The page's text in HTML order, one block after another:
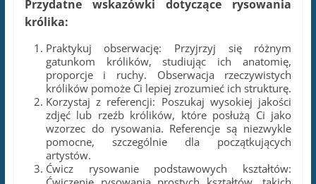
jak okręgi, elipsy i prostokąty, pomoże Ci w
konstrukcji formy królika.
Baw się technikami cieniowania: Wypróbuj różne
techniki cieniowania, takie jak delikatne smugi,
kreski, kropki lub mieszanie ołówków, aby
uzyskać interesujące efekty i trójwymiarowość.
Zachowaj cierpliwość: Rysowanie wymaga
cierpliwości i praktyki. Nie zniechęcaj się, jeśli
Twój pierwszy rysunek królika nie wygląda tak, jak
byś chciał. W miarę praktyki i eksperymentowania
z różnymi technikami będziesz coraz lepszy.
Dodaj własny styl: Po opanowaniu podstawowych
technik, spróbuj dodać swoje własne interpretacje